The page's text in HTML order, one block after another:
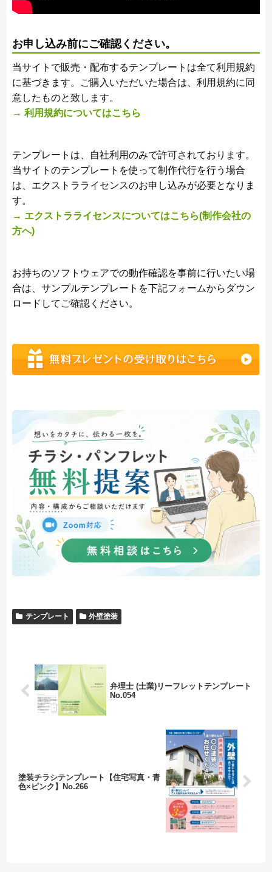
お申し込み前にご確認ください。
当サイトで販売・配布するテンプレートは全て利用規約
に基づきます。ご購入いただいた場合は、利用規約に同
意したものと致します。
→ 利用規約についてはこちら
テンプレートは、自社利用のみで許可されております。
当サイトのテンプレートを使って制作代行を行う場合
は、エクストラライセンスのお申し込みが必要となりま
す。
→ エクストラライセンスについてはこちら(制作会社の
方へ)
お持ちのソフトウェアでの動作確認を事前に行いたい場
合は、サンプルテンプレートを下記フォームからダウン
ロードしてご確認ください。
テンプレート 外壁塗装
弁理士 (士業)リーフレットテンプレート
No.054
塗装チラシテンプレート【住宅写真・青
色×ピンク】No.266